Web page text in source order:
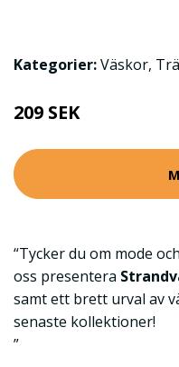
Kategorier:Väskor,
209 SEK
“Tycker du om mode
oss presentera
samt ett brett urval av
senaste kollektioner!
”